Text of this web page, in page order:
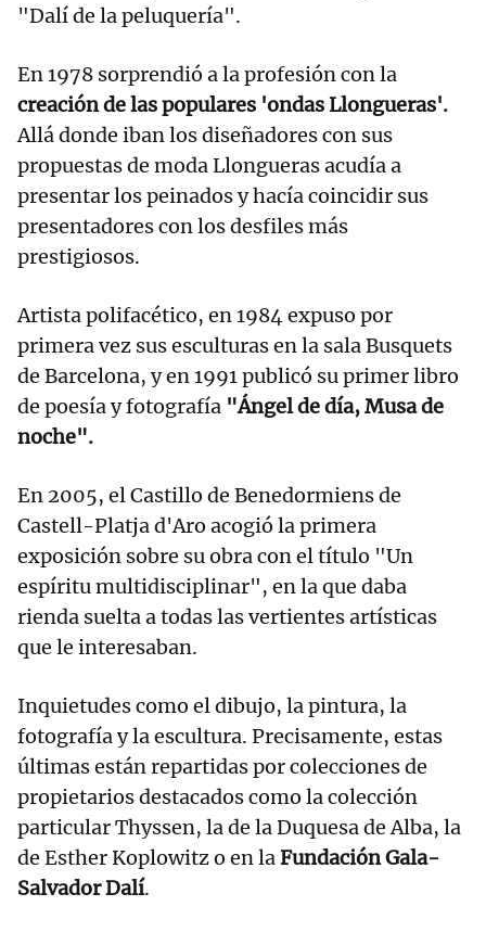
"Dalí de la peluquería".
En 1978 sorprendió a la profesión con la
creación de las populares 'ondas Llongueras'.
Allá donde iban los diseñadores con sus
propuestas de moda Llongueras acudía a
presentar los peinados y hacía coincidir sus
presentadores con los desfiles más
prestigiosos.
Artista polifacético, en 1984 expuso por
primera vez sus esculturas en la sala Busquets
de Barcelona, y en 1991 publicó su primer libro
de poesía y fotografía "Ángel de día, Musa de
noche".
En 2005, el Castillo de Benedormiens de
Castell-Platja d'Aro acogió la primera
exposición sobre su obra con el título "Un
espíritu multidisciplinar", en la que daba
rienda suelta a todas las vertientes artísticas
que le interesaban.
Inquietudes como el dibujo, la pintura, la
fotografía y la escultura. Precisamente, estas
últimas están repartidas por colecciones de
propietarios destacados como la colección
particular Thyssen, la de la Duquesa de Alba, la
de Esther Koplowitz o en laFundación Gala-
Salvador Dalí.